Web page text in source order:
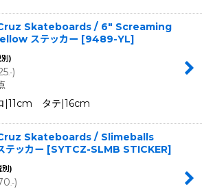
Skateboards / 6" Screaming
ステッカー [9489-YL]
別)
.-)
|11cm タテ|16cm
Skateboards / Slimeballs
ッカー [SYTCZ-SLMB STICKER]
別)
.-)